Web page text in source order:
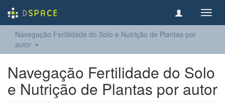
Navegação Fertilidade do Solo e Nutrição de Plantas por
autor
Navegação Fertilidade do Solo
e Nutrição de Plantas por autor